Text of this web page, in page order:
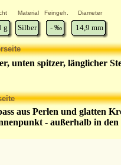
Material Feingeh. Diameter
g Silber - ‰ 14,9 mm
unten spitzer, länglicher
aus Perlen und glatten
- außerhalb in